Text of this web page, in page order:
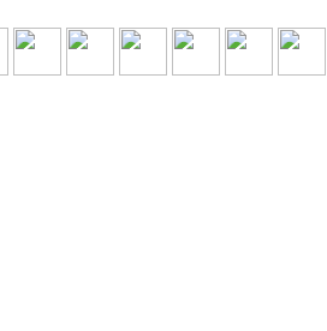
有它更安心
满帧运行
官方暂无回应